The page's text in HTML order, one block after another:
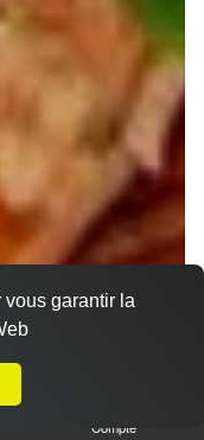
Compte
garantir la